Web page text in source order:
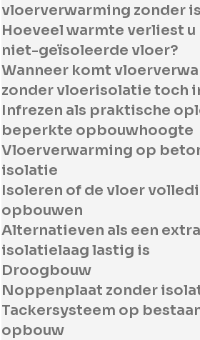
vloerverwarming zonder
Hoeveel warmte verliest u
niet-geïsoleerde vloer?
Wanneer komt
zonder vloerisolatie toch
Infrezen als praktische
beperkte opbouwhoogte
Vloerverwarming op
isolatie
Isoleren of de vloer
opbouwen
Alternatieven als een extra
isolatielaag lastig is
Droogbouw
Noppenplaat zonder
Tackersysteem op
opbouw